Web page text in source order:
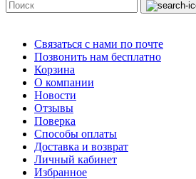
Связаться с нами по почте
Позвонить нам бесплатно
Корзина
О компании
Новости
Отзывы
Поверка
Способы оплаты
Доставка и возврат
Личный кабинет
Избранное